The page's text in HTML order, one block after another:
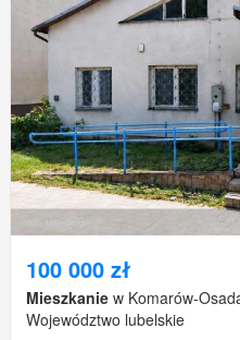
100 000 zł
Mieszkanie w Komarów-
Województwo lubelskie